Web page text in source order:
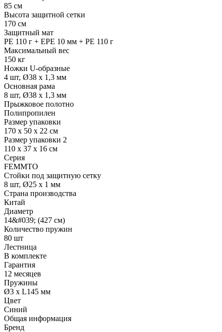
85 см
Высота защитной сетки
170 см
Защитный мат
PE 110 г + EPE 10 мм + PE 110 г
Максимальный вес
150 кг
Ножки U-образные
4 шт, Ø38 х 1,3 мм
Основная рама
8 шт, Ø38 х 1,3 мм
Прыжковое полотно
Полипропилен
Размер упаковки
170 х 50 х 22 см
Размер упаковки 2
110 х 37 х 16 см
Серия
FEMMTO
Стойки под защитную сетку
8 шт, Ø25 х 1 мм
Страна производства
Китай
Диаметр
14&#039; (427 см)
Количество пружин
80 шт
Лестница
В комплекте
Гарантия
12 месяцев
Пружины
Ø3 x L145 мм
Цвет
Синий
Общая информация
Бренд